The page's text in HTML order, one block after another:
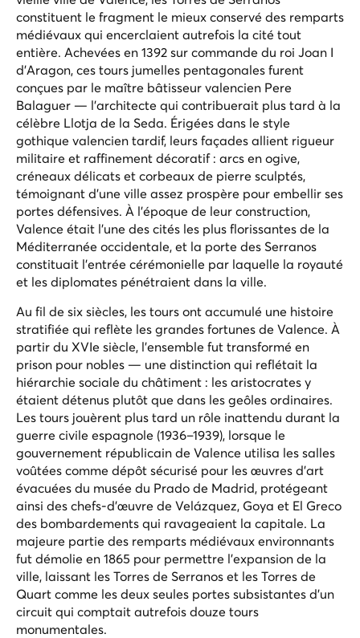
constituent le fragment le mieux conservé des remparts
médiévaux qui encerclaient autrefois la cité tout
entière. Achevées en 1392 sur commande du roi Joan I
d'Aragon, ces tours jumelles pentagonales furent
conçues par le maître bâtisseur valencien Pere
Balaguer — l'architecte qui contribuerait plus tard à la
célèbre Llotja de la Seda. Érigées dans le style
gothique valencien tardif, leurs façades allient rigueur
militaire et raffinement décoratif : arcs en ogive,
créneaux délicats et corbeaux de pierre sculptés,
témoignant d'une ville assez prospère pour embellir ses
portes défensives. À l'époque de leur construction,
Valence était l'une des cités les plus florissantes de la
Méditerranée occidentale, et la porte des Serranos
constituait l'entrée cérémonielle par laquelle la royauté
et les diplomates pénétraient dans la ville.
Au fil de six siècles, les tours ont accumulé une histoire
stratifiée qui reflète les grandes fortunes de Valence. À
partir du XVIe siècle, l'ensemble fut transformé en
prison pour nobles — une distinction qui reflétait la
hiérarchie sociale du châtiment : les aristocrates y
étaient détenus plutôt que dans les geôles ordinaires.
Les tours jouèrent plus tard un rôle inattendu durant la
guerre civile espagnole (1936–1939), lorsque le
gouvernement républicain de Valence utilisa les salles
voûtées comme dépôt sécurisé pour les œuvres d'art
évacuées du musée du Prado de Madrid, protégeant
ainsi des chefs-d'œuvre de Velázquez, Goya et El Greco
des bombardements qui ravageaient la capitale. La
majeure partie des remparts médiévaux environnants
fut démolie en 1865 pour permettre l'expansion de la
ville, laissant les Torres de Serranos et les Torres de
Quart comme les deux seules portes subsistantes d'un
circuit qui comptait autrefois douze tours
monumentales.